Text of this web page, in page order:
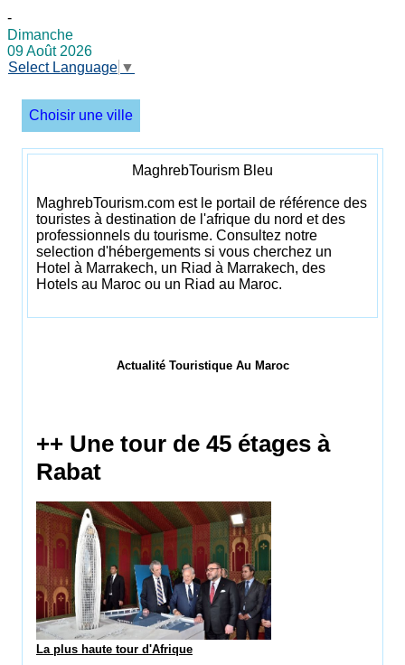
-
Dimanche
09 Août 2026
Select Language ▼
Choisir une ville
MaghrebTourism Bleu
MaghrebTourism.com est le portail de référence des
touristes à destination de l'afrique du nord et des
professionnels du tourisme. Consultez notre
selection d'hébergements si vous cherchez un
Hotel à Marrakech, un Riad à Marrakech, des
Hotels au Maroc ou un Riad au Maroc.
Actualité Touristique Au Maroc
++ Une tour de 45 étages à
Rabat
La plus haute tour d'Afrique